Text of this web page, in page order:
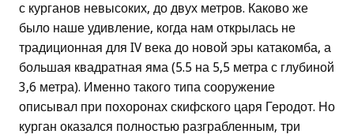
с курганов невысоких, до двух метров. Каково же
было наше удивление, когда нам открылась не
традиционная для IV века до новой эры катакомба, а
большая квадратная яма (5.5 на 5,5 метра с глубиной
3,6 метра). Именно такого типа сооружение
описывал при похоронах скифского царя Геродот. Но
курган оказался полностью разграбленным, три